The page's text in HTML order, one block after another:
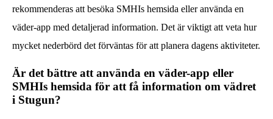
rekommenderas att besöka SMHIs hemsida eller använda en
väder-app med detaljerad information. Det är viktigt att veta hur
mycket nederbörd det förväntas för att planera dagens aktiviteter.
Är det bättre att använda en väder-app eller
SMHIs hemsida för att få information om vädret
i Stugun?